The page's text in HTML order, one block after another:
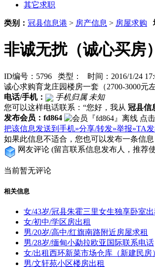
其它求职
类别： 冠县信息港 > 房产信息 > 房屋求购
非诚无扰（诚心买房）
ID编号：5796 类型： 时间：2016/1/24
诚心求购育龙庄园楼房一套（2700-3000元左
电话/手机：
手机归属 未知
您可以这样电话联系：“您好，我从 冠县信
发布会员：fd864
把该信息发送到手机»分享/转发»举报»TA
如果此信息不适合，您也可以发布一条信
网友评论 (留言联系信息发布人，推荐
当前暂无评论
相关信息
女/43岁/冠县朱霍三里女生独享卧室
女/初中/学区房出租
男/20岁/高中/红旗南路附近房屋求租
男/28岁/缅甸小勐拉欧亚国际联系电话
女/出租西环新菜市场仓库（新建民房
男/文轩苑小区楼房出租